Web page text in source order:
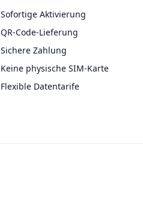
Sofortige Aktivierung
QR-Code-Lieferung
Sichere Zahlung
Keine physische SIM-Karte
Flexible Datentarife